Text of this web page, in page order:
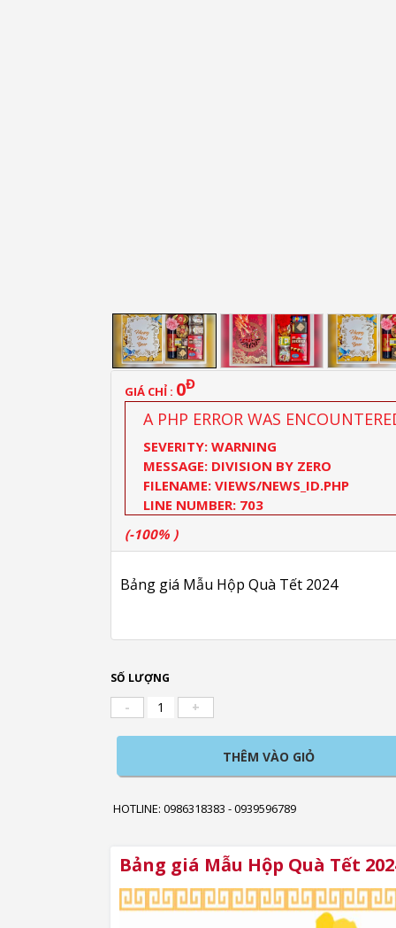
GIÁ CHỈ : 0Đ
A PHP ERROR WAS
SEVERITY: WARNING
MESSAGE: DIVISION BY ZERO
FILENAME: VIEWS/NEWS_ID.PHP
LINE NUMBER: 703
(-100% )
Bảng giá Mẫu Hộp Quà Tết 2024
SỐ LƯỢNG
- +
THÊM VÀO GIỎ
HOTLINE: 0986318383 - 0939596789
Bảng giá Mẫu Hộp Quà Tết